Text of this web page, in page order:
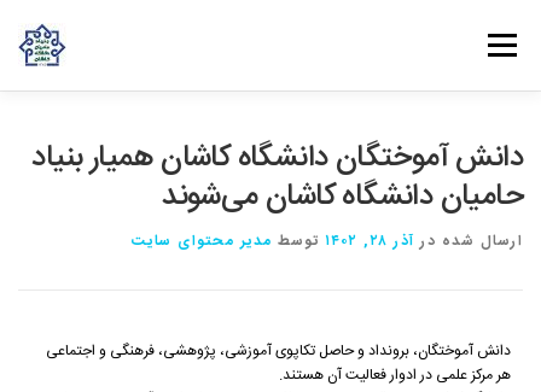
فهرست
روش‌های مشارکت
دانش آموختگان دانشگاه کاشان همیار بنیاد
حامیان دانشگاه کاشان می‌شوند
ارسال شده در آذر ۲۸, ۱۴۰۲ توسط مدیر محتوای سایت
دانش آموختگان، برونداد و حاصل تکاپوی آموزشی، پژوهشی، فرهنگی و اجتماعی
هر مرکز علمی در ادوار فعالیت آن‌ هستند.